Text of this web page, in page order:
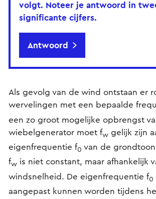
volgt. Noteer je antwoord in
significante cijfers.
Antwoord
Als gevolg van de wind ontstaan er
wervelingen met een bepaalde
een zo groot mogelijke opbrengst
wiebelgenerator moet fw gelijk zijn
eigenfrequentie f0 van de
fw is niet constant, maar afhankelijk
windsnelheid. De eigenfrequentie f0
aangepast kunnen worden tijdens